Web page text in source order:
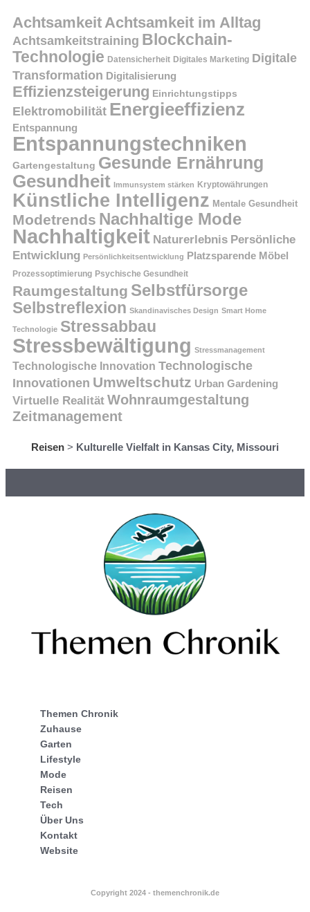
Achtsamkeit Achtsamkeit im Alltag
Achtsamkeitstraining Blockchain-
Technologie Datensicherheit Digitales Marketing Digitale
Transformation Digitalisierung
Effizienzsteigerung Einrichtungstipps
Elektromobilität Energieeffizienz
Entspannung
Entspannungstechniken
Gartengestaltung Gesunde Ernährung
Gesundheit Immunsystem stärken Kryptowährungen
Künstliche Intelligenz Mentale Gesundheit
Modetrends Nachhaltige Mode
Nachhaltigkeit Naturerlebnis Persönliche
Entwicklung Persönlichkeitsentwicklung Platzsparende Möbel
Prozessoptimierung Psychische Gesundheit
Raumgestaltung Selbstfürsorge
Selbstreflexion Skandinavisches Design Smart Home
Technologie Stressabbau
Stressbewältigung Stressmanagement
Technologische Innovation Technologische
Innovationen Umweltschutz Urban Gardening
Virtuelle Realität Wohnraumgestaltung
Zeitmanagement
Reisen > Kulturelle Vielfalt in Kansas City, Missouri
Themen Chronik
Zuhause
Garten
Lifestyle
Mode
Reisen
Tech
Über Uns
Kontakt
Website
Copyright 2024 - themenchronik.de